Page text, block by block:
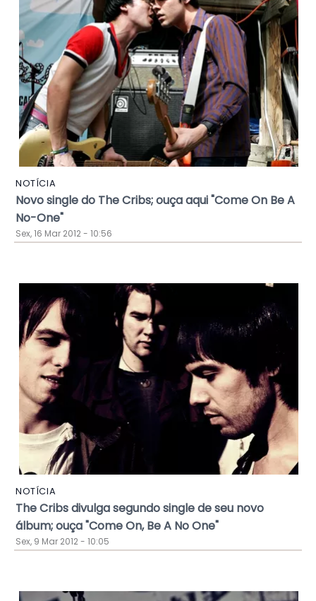
NOTÍCIA
Novo single do The Cribs; ouça aqui "Come On Be A
No-One"
Sex, 16 Mar 2012 - 10:56
NOTÍCIA
The Cribs divulga segundo single de seu novo
álbum; ouça "Come On, Be A No One"
Sex, 9 Mar 2012 - 10:05